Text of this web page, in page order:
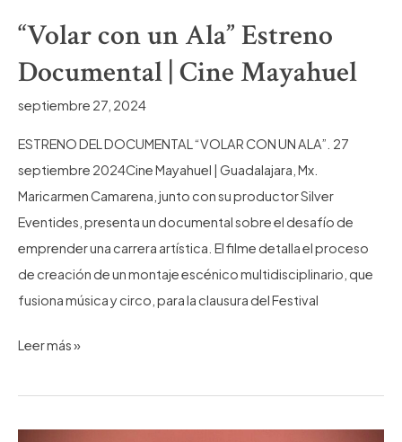
“Volar con un Ala” Estreno
Documental | Cine Mayahuel
septiembre 27, 2024
ESTRENO DEL DOCUMENTAL “VOLAR CON UN ALA”. 27
septiembre 2024Cine Mayahuel | Guadalajara, Mx.
Maricarmen Camarena, junto con su productor Silver
Eventides, presenta un documental sobre el desafío de
emprender una carrera artística. El filme detalla el proceso
de creación de un montaje escénico multidisciplinario, que
fusiona música y circo, para la clausura del Festival
“Volar
un
Leer más »